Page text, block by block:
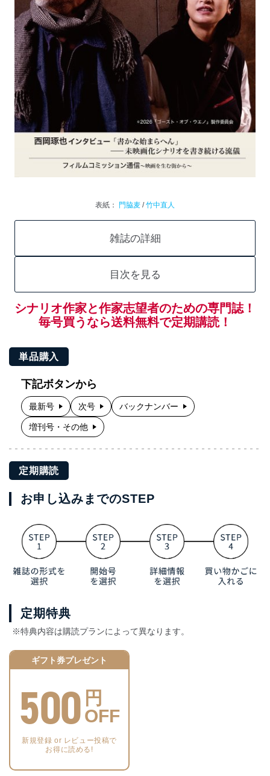
表紙： 門脇麦 /竹中直人
雑誌の詳細
目次を見る
シナリオ作家と作家志望者のための専門誌！
毎号買うなら送料無料で定期講読！
単品購入
下記ボタンから
最新号 次号 バックナンバー
増刊号・その他
定期購読
お申し込みまでのSTEP
定期特典
※特典内容は購読プランによって異なります。
ギフト券プレゼント
500 円
OFF
新規登録 or レビュー投稿で
お得に読める!